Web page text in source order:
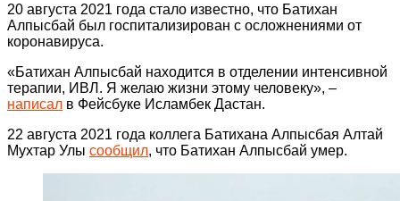
20 августа 2021 года стало известно, что Батихан
Алпысбай был госпитализирован с осложнениями от
коронавируса.
«Батихан Алпысбай находится в отделении интенсивной
терапии, ИВЛ. Я желаю жизни этому человеку», –
написал в Фейсбуке Исламбек Дастан.
22 августа 2021 года коллега Батихана Алпысбая Алтай
Мухтар Улы сообщил, что Батихан Алпысбай умер.